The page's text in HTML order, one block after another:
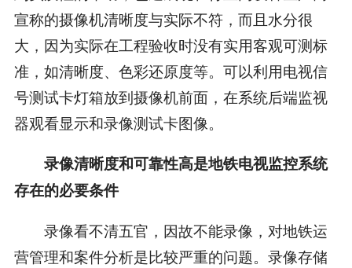
宣称的摄像机清晰度与实际不符，而且水分很
大，因为实际在工程验收时没有实用客观可测标
准，如清晰度、色彩还原度等。可以利用电视信
号测试卡灯箱放到摄像机前面，在系统后端监视
器观看显示和录像测试卡图像。
录像清晰度和可靠性高是地铁电视监控系统
存在的必要条件
录像看不清五官，因故不能录像，对地铁运
营管理和案件分析是比较严重的问题。录像存储